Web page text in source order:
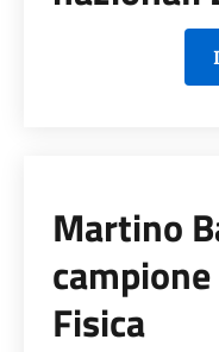
Martino
Fisica